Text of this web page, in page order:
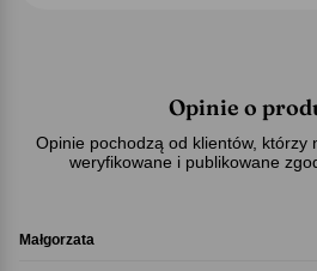
Opinie o
Opinie pochodzą od klientów, którzy
weryfikowane i publikowane
Małgorzata